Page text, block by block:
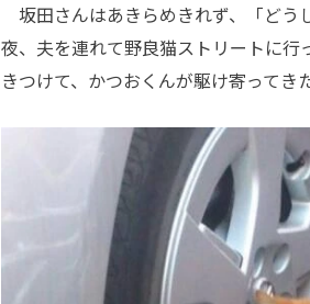
坂田さんはあきらめきれず、「どう
夜、夫を連れて野良猫ストリートに
きつけて、かつおくんが駆け寄ってきた